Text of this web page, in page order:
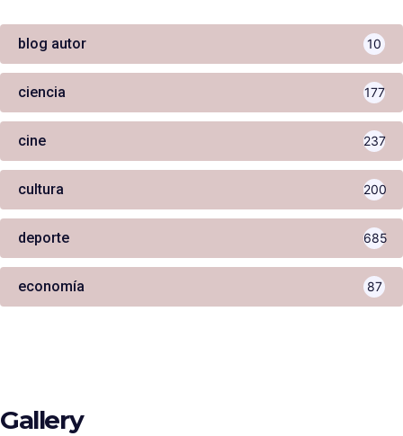
blog autor 10
ciencia 177
cine 237
cultura 200
deporte 685
economía 87
Gallery